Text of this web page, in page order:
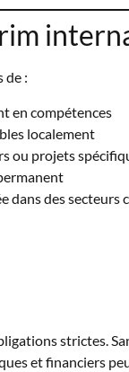
de :
en compétences
localement
ou projets
des secteurs
strictes.
et financiers